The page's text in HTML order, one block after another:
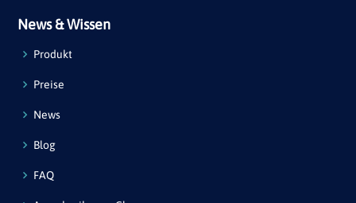
News & Wissen
Produkt
Preise
News
Blog
FAQ